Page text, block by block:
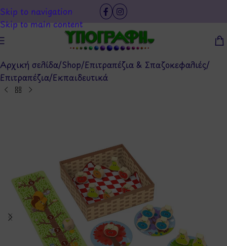
Skip to navigation
Skip to main content
Αρχική σελίδα/Shop/Επιτραπέζια & Σπαζοκεφαλιές/
Επιτραπέζια/Εκπαιδευτικά